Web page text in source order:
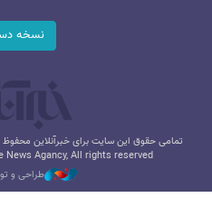
نسخه
تمامی حقوق این سایت برای خبرآنلاین
Agancy, All rights reserved
طراحی و